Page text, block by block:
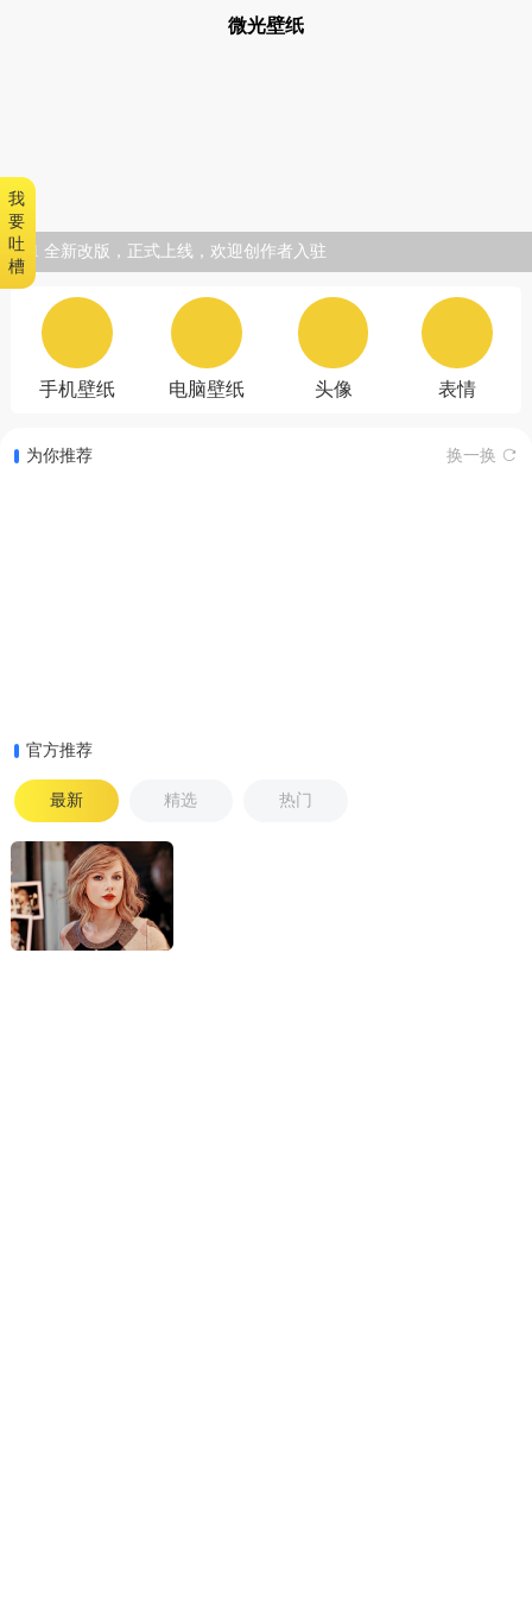
微光壁纸
1/1 全新改版，正式上线，欢迎创作者入驻
手机壁纸 电脑壁纸 头像 表情
为你推荐 换一换
官方推荐
最新 精选 热门
我
要
吐
槽